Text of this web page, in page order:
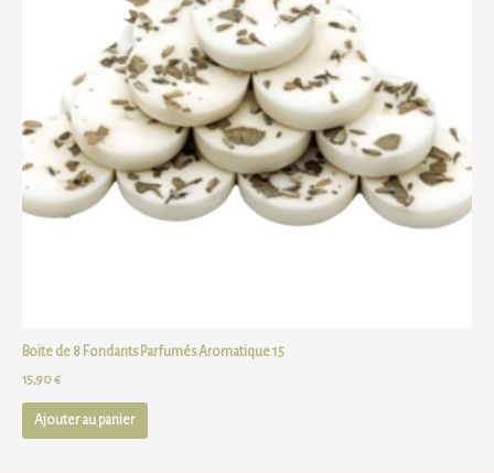
Boite de 8 Fondants Parfumés Aromatique 15
15,90€
Ajouter au panier